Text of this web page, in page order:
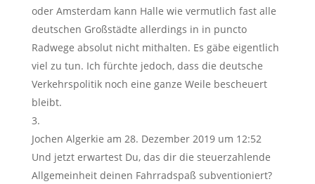
oder Amsterdam kann Halle wie vermutlich fast alle
deutschen Großstädte allerdings in in puncto
Radwege absolut nicht mithalten. Es gäbe eigentlich
viel zu tun. Ich fürchte jedoch, dass die deutsche
Verkehrspolitik noch eine ganze Weile bescheuert
bleibt.
Jochen Algerkie am 28. Dezember 2019 um 12:52
Und jetzt erwartest Du, das dir die steuerzahlende
Allgemeinheit deinen Fahrradspaß subventioniert?